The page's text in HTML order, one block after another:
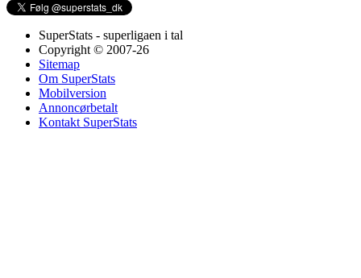
SuperStats - superligaen i tal
Copyright © 2007-26
Sitemap
Om SuperStats
Mobilversion
Annoncørbetalt
Kontakt SuperStats